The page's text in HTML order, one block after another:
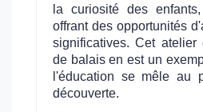
la curiosité des
offrant des opportunités
significatives. Cet atelier
de balais en est un
l'éducation se mêle au
découverte.